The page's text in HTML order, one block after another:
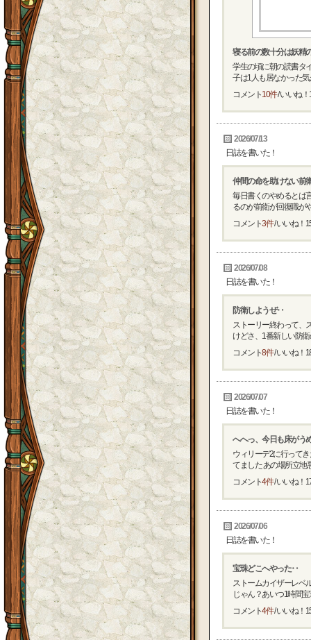
寝る前の数十分は妖精
学生の頃に朝の読書タ
子は1人も居なかった気
コメント10件/ いいね！
2026/07/13
日誌を書いた！
仲間の命を助けない前
毎日書くのやめるとは
るのが前衛が回復職が
コメント3件/ いいね！
2026/07/08
日誌を書いた！
防衛しようぜ‥
ストーリー終わって、
けどさ、1番新しい防
コメント8件/ いいね！
2026/07/07
日誌を書いた！
へへっ、今日も床がう
ウィリーデ2に行って
てました あの場所立地
コメント4件/ いいね！
2026/07/06
日誌を書いた！
宝珠どこへやった‥
ストームカイザーレベ
じゃん？あいつ1時間
コメント4件/ いいね！